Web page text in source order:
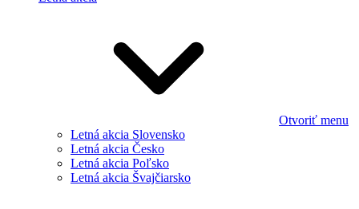
Otvoriť menu
Letná akcia Slovensko
Letná akcia Česko
Letná akcia Poľsko
Letná akcia Švajčiarsko